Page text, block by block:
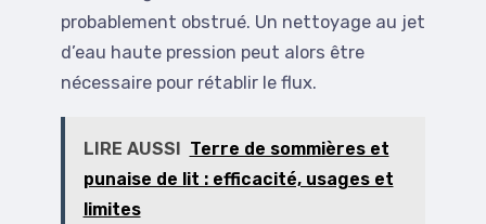
probablement obstrué. Un nettoyage au jet
d’eau haute pression peut alors être
nécessaire pour rétablir le flux.
LIRE AUSSI Terre de sommières et
punaise de lit : efficacité, usages et
limites